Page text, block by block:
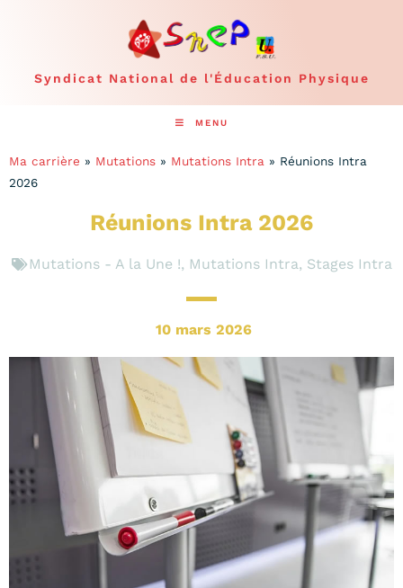
Syndicat National de l'Éducation Physique
MENU
Ma carrière » Mutations » Mutations Intra » Réunions Intra
2026
Réunions Intra 2026
Mutations - A la Une !, Mutations Intra, Stages Intra
10 mars 2026